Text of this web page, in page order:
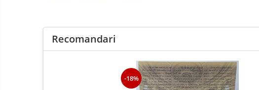
Recomandari
-18%